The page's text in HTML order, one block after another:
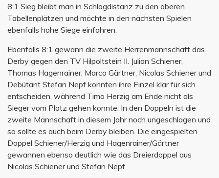
8:1 Sieg bleibt man in Schlagdistanz zu den oberen
Tabellenplätzen und möchte in den nächsten Spielen
ebenfalls hohe Siege einfahren.
Ebenfalls 8:1 gewann die zweite Herrenmannschaft das
Derby gegen den TV Hilpoltstein II. Julian Schiener,
Thomas Hagenrainer, Marco Gärtner, Nicolas Schiener und
Debütant Stefan Nepf konnten ihre Einzel klar für sich
entscheiden, während Timo Herzig am Ende nicht als
Sieger vom Platz gehen konnte. In den Doppeln ist die
zweite Mannschaft in diesem Jahr noch ungeschlagen und
so sollte es auch beim Derby bleiben. Die eingespielten
Doppel Schiener/Herzig und Hagenrainer/Gärtner
gewannen ebenso deutlich wie das Dreierdoppel aus
Nicolas Schiener und Stefan Nepf.